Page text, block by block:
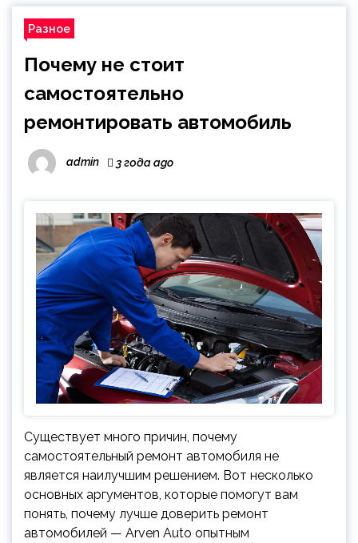
Разное
Почему не стоит
самостоятельно
ремонтировать автомобиль
admin 3 года ago
Существует много причин, почему
самостоятельный ремонт автомобиля не
является наилучшим решением. Вот несколько
основных аргументов, которые помогут вам
понять, почему лучше доверить ремонт
автомобилей — Arven Auto опытным